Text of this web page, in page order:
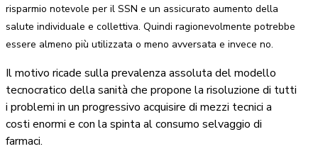
risparmio notevole per il SSN e un assicurato aumento della
salute individuale e collettiva. Quindi ragionevolmente potrebbe
essere almeno più utilizzata o meno avversata e invece no.
Il motivo ricade sulla prevalenza assoluta del modello
tecnocratico della sanità che propone la risoluzione di tutti
i problemi in un progressivo acquisire di mezzi tecnici a
costi enormi e con la spinta al consumo selvaggio di
farmaci.